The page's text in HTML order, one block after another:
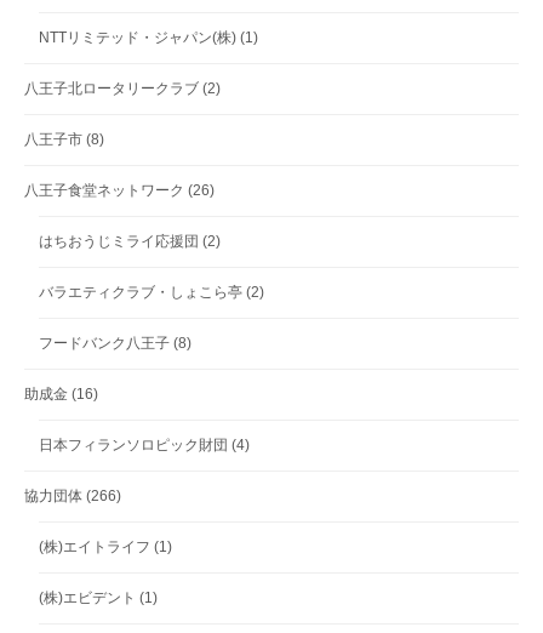
NTTリミテッド・ジャパン(株) (1)
八王子北ロータリークラブ (2)
八王子市 (8)
八王子食堂ネットワーク (26)
はちおうじミライ応援団 (2)
バラエティクラブ・しょこら亭 (2)
フードバンク八王子 (8)
助成金 (16)
日本フィランソロピック財団 (4)
協力団体 (266)
(株)エイトライフ (1)
(株)エビデント (1)